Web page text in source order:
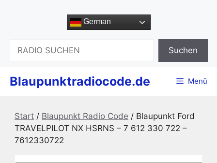
German
Suchen
Blaupunktradiocode.de Menü
Start / Blaupunkt Radio Code / Blaupunkt Ford
TRAVELPILOT NX HSRNS – 7 612 330 722 –
7612330722